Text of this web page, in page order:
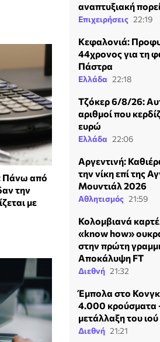
Πάνω από
την
με
αναπτυξιακή
Επιχειρήσεις 22:19
Κεφαλονιά:
44χρονος για τη
Πάστρα
Ελλάδα 22:18
Τζόκερ 6/8/26:
αριθμοί που
ευρώ
Ελλάδα 22:06
Αργεντινή:
την νίκη επί της
Μουντιάλ 2026
Αθλητισμός 21:59
Κολομβιανά
«know how»
στην πρώτη
Αποκάλυψη FT
Διεθνή 21:32
Έμπολα στο
4.000 κρούσματα
μετάλλαξη του ιού
Διεθνή 21:21